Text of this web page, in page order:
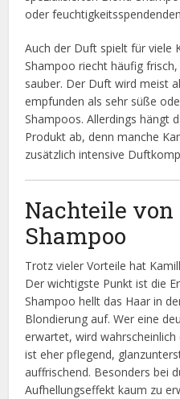
oder
Auch der Duft spielt für viele
Shampoo riecht häufig
sauber. Der Duft wird meist
empfunden als sehr süße
Shampoos. Allerdings hängt
Produkt ab, denn manche
zusätzlich intensive
Nachteile
Shampoo
Trotz vieler Vorteile hat
Der wichtigste Punkt ist die
Shampoo hellt das Haar in
Blondierung auf. Wer eine
erwartet, wird
ist eher pflegend,
auffrischend. Besonders bei
Aufhellungseffekt kaum zu